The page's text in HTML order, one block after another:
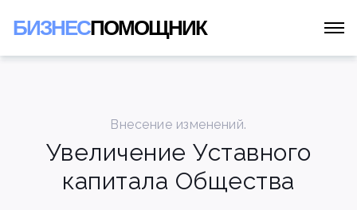
БИЗНЕСПОМОЩНИК
Внесение изменений.
Увеличение Уставного
капитала Общества